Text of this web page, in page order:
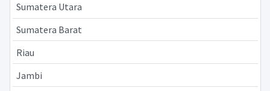
Sumatera Utara
Sumatera Barat
Riau
Jambi